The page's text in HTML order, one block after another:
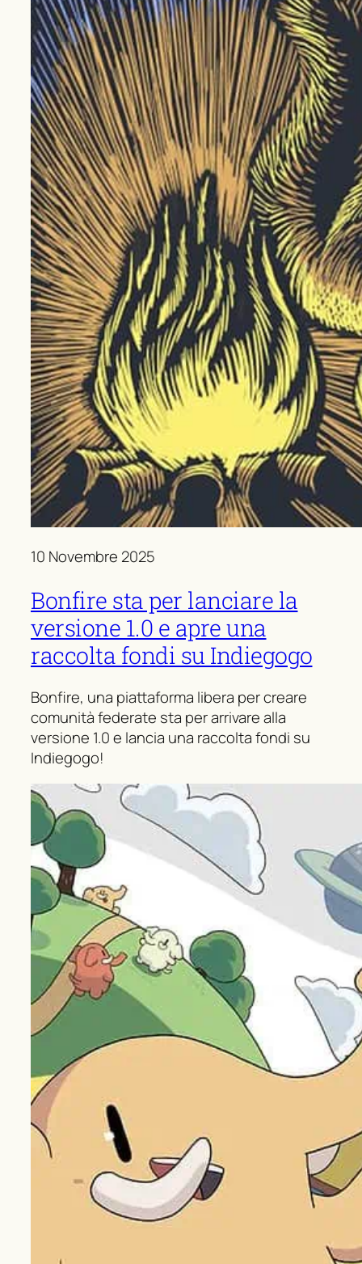
10 Novembre 2025
Bonfire sta per lanciare la
versione 1.0 e apre una
raccolta fondi su Indiegogo
Bonfire, una piattaforma libera per creare
comunità federate sta per arrivare alla
versione 1.0 e lancia una raccolta fondi su
Indiegogo!